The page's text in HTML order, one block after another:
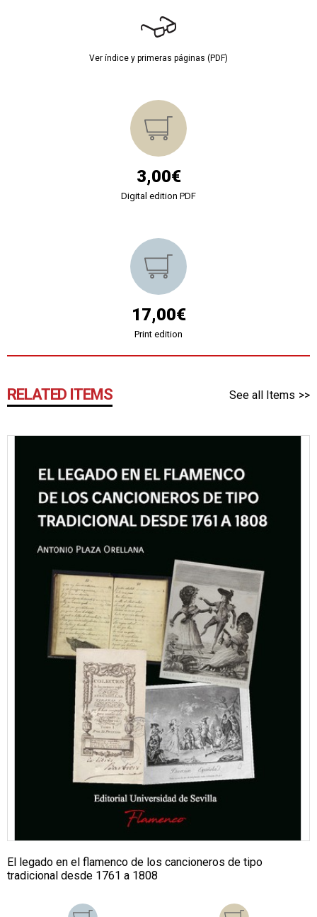
Ver índice y primeras páginas (PDF)
3,00€
Digital edition PDF
17,00€
Print edition
RELATED ITEMS See all Items
El legado en el flamenco de los cancioneros de tipo
tradicional desde 1761 a 1808